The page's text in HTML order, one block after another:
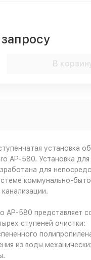
В
установка
AP-580. Установка для
для
коммунально-
AP-580 представляет
ступеней очистки:
из воды